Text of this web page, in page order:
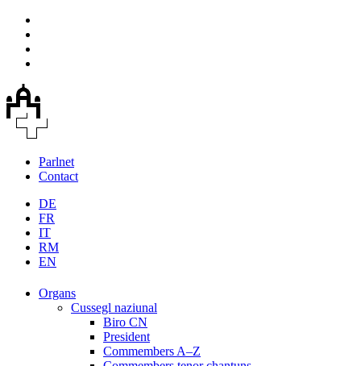
Parlnet
Contact
DE
FR
IT
RM
EN
Organs
Cussegl naziunal
Biro CN
President
Commembers A–Z